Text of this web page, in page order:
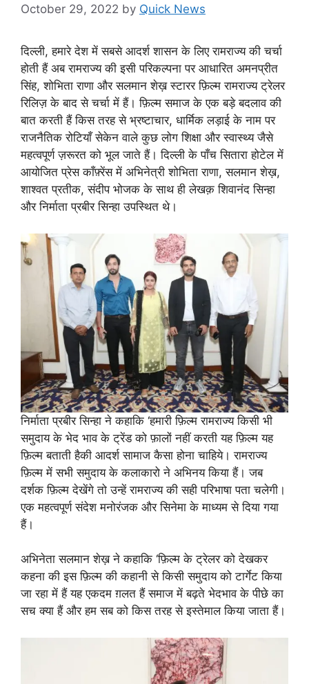
October 29, 2022 by Quick News
दिल्ली, हमारे देश में सबसे आदर्श शासन के लिए रामराज्य की चर्चा
होती हैं अब रामराज्य की इसी परिकल्पना पर आधारित अमनप्रीत
सिंह, शोभिता राणा और सलमान शेख़ स्टारर फ़िल्म रामराज्य ट्रेलर
रिलिज़ के बाद से चर्चा में हैं। फ़िल्म समाज के एक बड़े बदलाव की
बात करती हैं किस तरह से भ्रष्टाचार, धार्मिक लड़ाई के नाम पर
राजनैतिक रोटियाँ सेकेन वाले कुछ लोग शिक्षा और स्वास्थ्य जैसे
महत्वपूर्ण ज़रूरत को भूल जाते हैं। दिल्ली के पाँच सितारा होटेल में
आयोजित प्रेस काँफ़्रेंस में अभिनेत्री शोभिता राणा, सलमान शेख़,
शाश्वत प्रतीक, संदीप भोजक के साथ ही लेखक़ शिवानंद सिन्हा
और निर्माता प्रबीर सिन्हा उपस्थित थे।
निर्माता प्रबीर सिन्हा ने कहाकि ‘हमारी फ़िल्म रामराज्य किसी भी
समुदाय के भेद भाव के ट्रेंड को फ़ालों नहीं करती यह फ़िल्म यह
फ़िल्म बताती हैकी आदर्श सामाज कैसा होना चाहिये। रामराज्य
फ़िल्म में सभी समुदाय के कलाकारो ने अभिनय किया हैं। जब
दर्शक फ़िल्म देखेंगे तो उन्हें रामराज्य की सही परिभाषा पता चलेगी।
एक महत्वपूर्ण संदेश मनोरंजक और सिनेमा के माध्यम से दिया गया
हैं।
अभिनेता सलमान शेख़ ने कहाकि ‘फ़िल्म के ट्रेलर को देखकर
कहना की इस फ़िल्म की कहानी से किसी समुदाय को टार्गेट किया
जा रहा में हैं यह एकदम ग़लत हैं समाज में बढ़ते भेदभाव के पीछे का
सच क्या हैं और हम सब को किस तरह से इस्तेमाल किया जाता हैं।